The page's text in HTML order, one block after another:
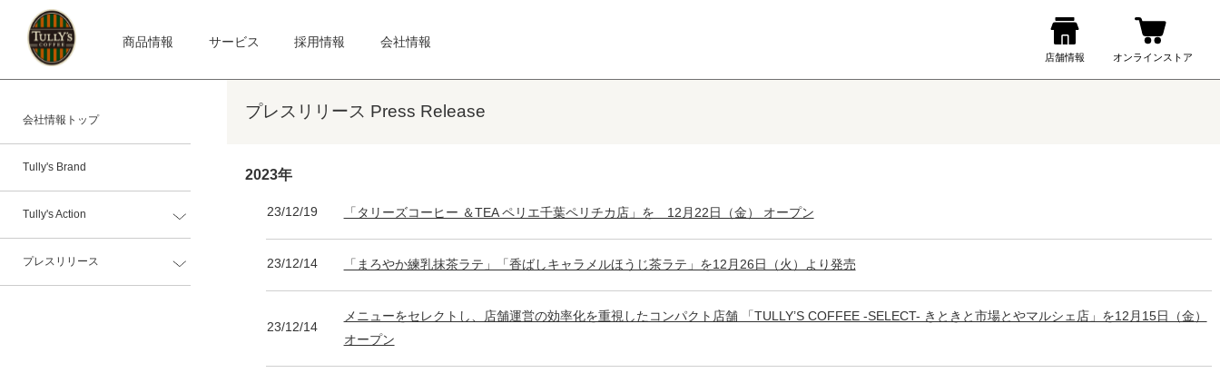
商品情報 サービス 採用情報 会社情報
会社情報トップ
Tully's Brand
Tully's Action
プレスリリース
プレスリリース Press Release
2023年
23/12/19 「タリーズコーヒー ＆TEA ペリエ千葉ペリチカ店」を 12月22日（金） オープン
23/12/14 「まろやか練乳抹茶ラテ」「香ばしキャラメルほうじ茶ラテ」を12月26日（火）より発売
23/12/14
メニューをセレクトし、店舗運営の効率化を重視したコンパクト店舗 「TULLY’S COFFEE -SELECT- きときと市場とやマルシェ店」を12月15日（金）
オープン